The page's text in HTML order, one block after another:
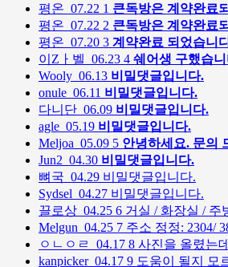
평온 07.22 1 큰독방은 계약완료
평온 07.22 2 큰독방은 계약완료
평온 07.20 3 계약완료 되었습니
이Zㅏ벨 06.23 4 쉐어생 구했습
Wooly 06.13 비밀댓글입니다.
onule 06.11 비밀댓글입니다.
다니단 06.09 비밀댓글입니다.
agle 05.19 비밀댓글입니다.
Meljoa 05.09 5 안녕하세요. 문의
Jun2 04.30 비밀댓글입니다.
뼈국 04.29 비밀댓글입니다.
Sydsel 04.27 비밀댓글입니다.
끌로상 04.25 6 거실 / 화장실 / 주
Melgun 04.25 7 주소 정정: 2304/
ㅇㄴㅇㄹ
04.17 8 사진을 올렸는
kanpicker 04.17 9 도움이 될지 모